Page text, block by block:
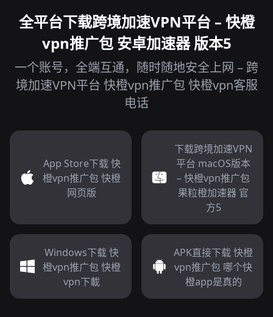
全平台下载跨境加速VPN平台 – 快橙
vpn推广包 安卓加速器 版本5
一个账号，全端互通，随时随地安全上网 – 跨
境加速VPN平台 快橙vpn推广包 快橙vpn客服
电话
App Store下载 快
橙vpn推广包 快橙
网页版
下载跨境加速VPN
平台 macOS版本
– 快橙vpn推广包
果粒橙加速器 官
方5
Windows下载 快
橙vpn推广包 快橙
vpn下載
APK直接下载 快橙
vpn推广包 哪个快
橙app是真的